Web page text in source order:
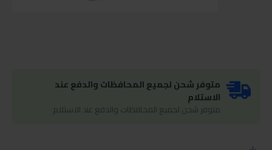
متوفر شحن لجميع المحافظات والدفع عند
الاستلام
متوفر شحن لجميع المحافظات والدفع عند الاستلام